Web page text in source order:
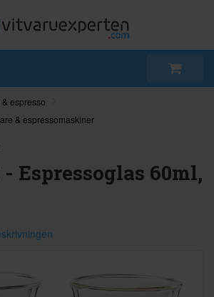
& espresso
& espressomaskiner
Espressoglas 60ml,